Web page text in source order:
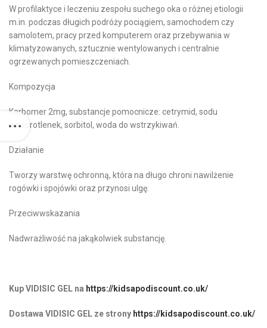
W profilaktyce i leczeniu zespołu suchego oka o różnej etiologii
m.in. podczas długich podróży pociągiem, samochodem czy
samolotem, pracy przed komputerem oraz przebywania w
klimatyzowanych, sztucznie wentylowanych i centralnie
ogrzewanych pomieszczeniach.
Kompozycja
Karbomer 2mg, substancje pomocnicze: cetrymid, sodu
wodorotlenek, sorbitol, woda do wstrzykiwań.
Działanie
Tworzy warstwę ochronną, która na długo chroni nawilżenie
rogówki i spojówki oraz przynosi ulgę.
Przeciwwskazania
Nadwrażliwość na jakąkolwiek substancję.
Kup VIDISIC GEL na https://kidsapodiscount.co.uk/
Dostawa VIDISIC GEL ze strony https://kidsapodiscount.co.uk/